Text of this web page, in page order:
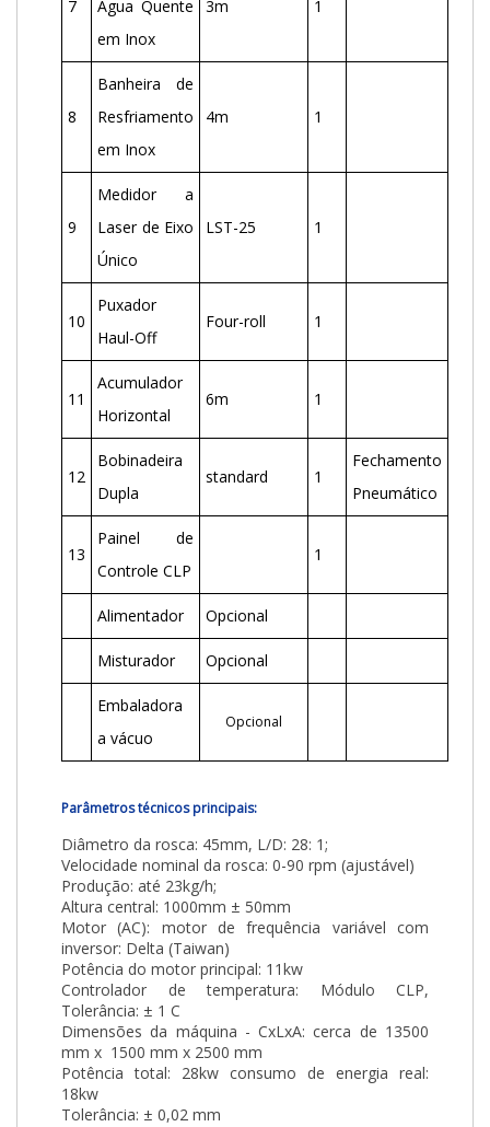
7
Água Quente
em Inox
3m 1
8
Banheira de
Resfriamento
em Inox
4m 1
9
Medidor a
Laser de Eixo
Único
LST-25 1
10
Puxador
Haul-Off
Four-roll 1
11
Acumulador
Horizontal
6m 1
12
Bobinadeira
Dupla
standard 1
Fechamento
Pneumático
13
Painel de
Controle CLP
1
Alimentador Opcional
Misturador Opcional
Embaladora
a vácuo
Opcional
Parâmetros técnicos principais:
Diâmetro da rosca: 45mm, L/D: 28: 1;
Velocidade nominal da rosca: 0-90 rpm (ajustável)
Produção: até 23kg/h;
Altura central: 1000mm ± 50mm
Motor (AC): motor de frequência variável com
inversor: Delta (Taiwan)
Potência do motor principal: 11kw
Controlador de temperatura: Módulo CLP,
Tolerância: ± 1 C
Dimensões da máquina - CxLxA: cerca de 13500
mm x 1500 mm x 2500 mm
Potência total: 28kw consumo de energia real:
18kw
Tolerância: ± 0,02 mm